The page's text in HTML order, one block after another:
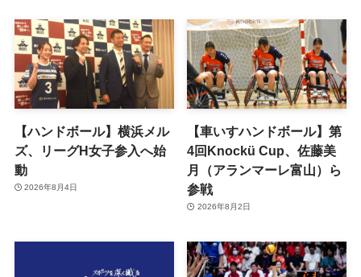
【ハンドボール】横浜メル
ズ、リーグH女子参入へ始
動
2026年8月4日
【車いすハンドボール】第
4回Knockü Cup、佐藤美
月（アランマーレ富山）ら
参戦
2026年8月2日